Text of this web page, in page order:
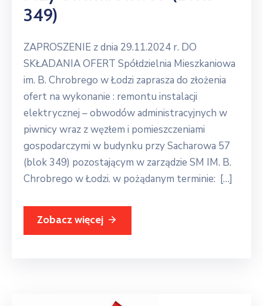
349)
ZAPROSZENIE z dnia 29.11.2024 r. DO
SKŁADANIA OFERT Spółdzielnia Mieszkaniowa
im. B. Chrobrego w Łodzi zaprasza do złożenia
ofert na wykonanie : remontu instalacji
elektrycznej – obwodów administracyjnych w
piwnicy wraz z węzłem i pomieszczeniami
gospodarczymi w budynku przy Sacharowa 57
(blok 349) pozostającym w zarządzie SM IM. B.
Chrobrego w Łodzi. w pożądanym terminie: […]
Zobacz więcej